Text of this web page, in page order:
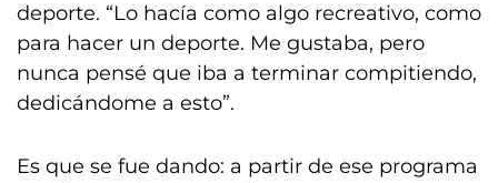
deporte. “Lo hacía como algo recreativo, como
para hacer un deporte. Me gustaba, pero
nunca pensé que iba a terminar compitiendo,
dedicándome a esto”.
Es que se fue dando: a partir de ese programa